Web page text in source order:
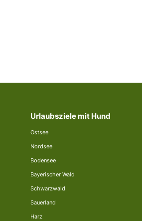
Urlaubsziele mit Hund
Ostsee
Nordsee
Bodensee
Bayerischer Wald
Schwarzwald
Sauerland
Harz